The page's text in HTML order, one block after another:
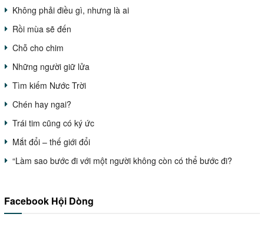
Không phải điều gì, nhưng là ai
Rồi mùa sẽ đến
Chỗ cho chim
Những người giữ lửa
Tìm kiếm Nước Trời
Chén hay ngai?
Trái tim cũng có ký ức
Mắt đổi – thế giới đổi
“Làm sao bước đi với một người không còn có thể bước đi?
Facebook Hội Dòng